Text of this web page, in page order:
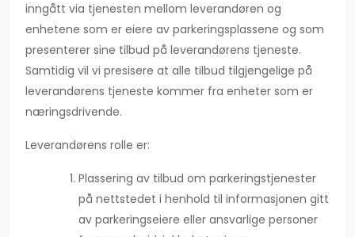
inngått via tjenesten mellom leverandøren og
enhetene som er eiere av parkeringsplassene og som
presenterer sine tilbud på leverandørens tjeneste.
Samtidig vil vi presisere at alle tilbud tilgjengelige på
leverandørens tjeneste kommer fra enheter som er
næringsdrivende.
Leverandørens rolle er:
Plassering av tilbud om parkeringstjenester
på nettstedet i henhold til informasjonen gitt
av parkeringseiere eller ansvarlige personer